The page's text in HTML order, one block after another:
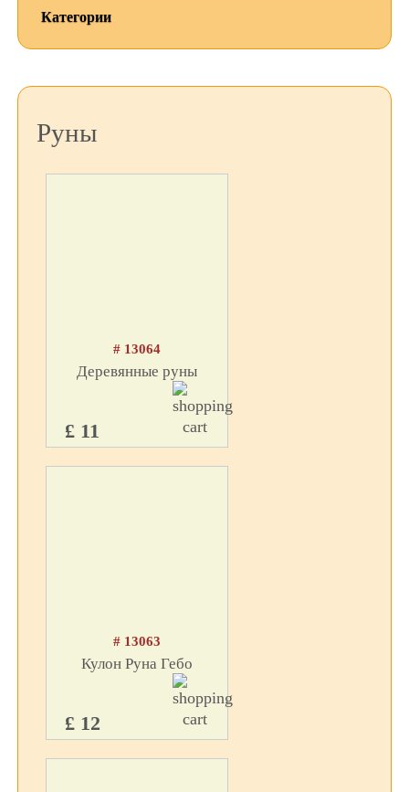
Категории
Руны
# 13064
Деревянные руны
£ 11
# 13063
Кулон Руна Гебо
£ 12